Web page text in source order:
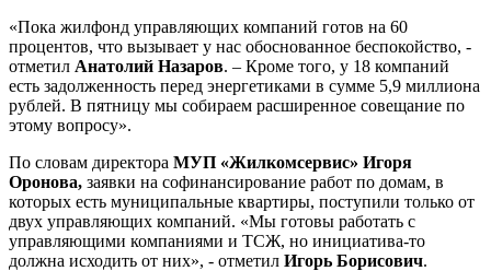
«Пока жилфонд управляющих компаний готов на 60
процентов, что вызывает у нас обоснованное беспокойство, -
отметил Анатолий Назаров. – Кроме того, у 18 компаний
есть задолженность перед энергетиками в сумме 5,9 миллиона
рублей. В пятницу мы собираем расширенное совещание по
этому вопросу».
По словам директора МУП «Жилкомсервис» Игоря
Оронова, заявки на софинансирование работ по домам, в
которых есть муниципальные квартиры, поступили только от
двух управляющих компаний. «Мы готовы работать с
управляющими компаниями и ТСЖ, но инициатива-то
должна исходить от них», - отметил Игорь Борисович.